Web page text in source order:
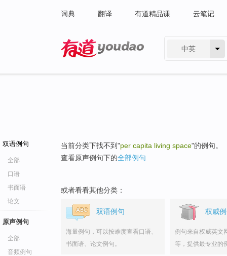
词典 翻译 有道精品课 云笔记
中英
双语例句
全部
口语
书面语
论文
原声例句
全部
音频例句
当前分类下找不到"per capita living space"的例句。
查看原声例句下的全部例句
或者看看其他分类：
双语例句
海量例句，可以按难度查看口语、
书面语、论文例句。
权威
例句来自权威英文
等，提供最专业的